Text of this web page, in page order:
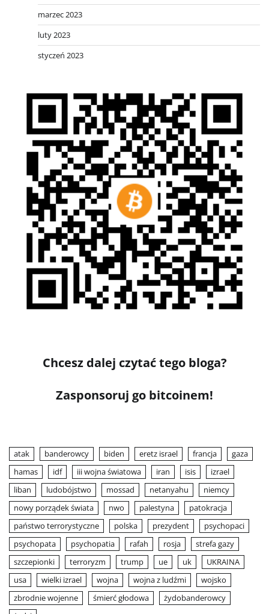
marzec 2023
luty 2023
styczeń 2023
Chcesz dalej czytać tego bloga?
Zasponsoruj go bitcoinem!
atak banderowcy biden eretz israel francja
gaza
hamas
idf iii wojna światowa iran isis
izrael
liban
ludobójstwo mossad netanyahu
niemcy
nowy porządek świata
nwo palestyna
patokracja
państwo terrorystyczne
polska prezydent
psychopaci
psychopata
psychopatia rafah rosja
strefa gazy
szczepionki
terroryzm trump ue uk
UKRAINA
usa
wielki izrael wojna wojna z ludźmi
wojsko
zbrodnie wojenne
śmierć głodowa
żydobanderowcy